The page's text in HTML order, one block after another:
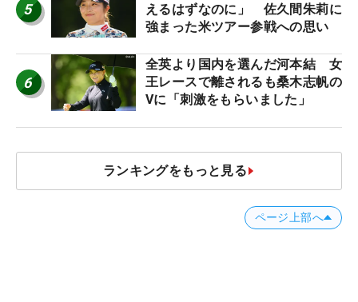
5
えるはずなのに」 佐久間朱莉に
強まった米ツアー参戦への思い
6
全英より国内を選んだ河本結 女
王レースで離されるも桑木志帆の
Vに「刺激をもらいました」
ランキングをもっと見る
ページ上部へ